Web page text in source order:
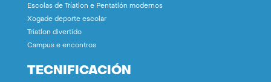
Escolas de Tríatlon e Pentatlón modernos
Xogade deporte escolar
Tríatlon divertido
Campus e encontros
TECNIFICACIÓN